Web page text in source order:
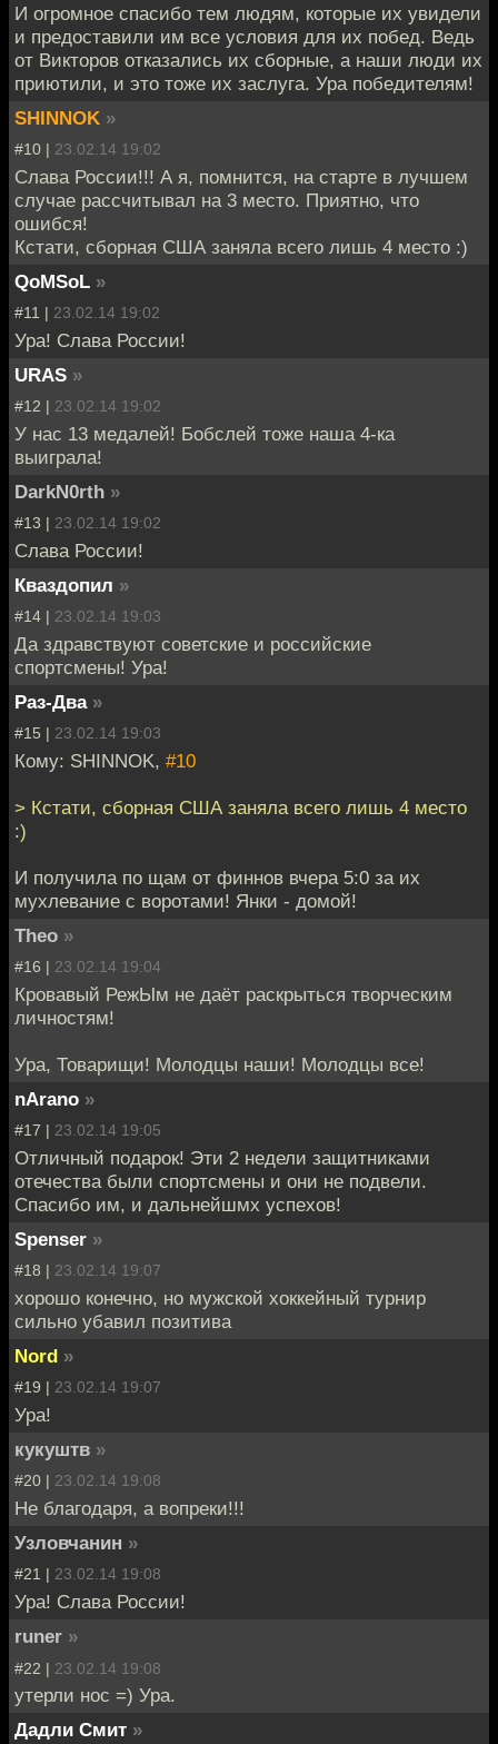
И огромное спасибо тем людям, которые их увидели
и предоставили им все условия для их побед. Ведь
от Викторов отказались их сборные, а наши люди их
приютили, и это тоже их заслуга. Ура победителям!
SHINNOK »
#10 | 23.02.14 19:02
Слава России!!! А я, помнится, на старте в лучшем
случае рассчитывал на 3 место. Приятно, что
ошибся!
Кстати, сборная США заняла всего лишь 4 место :)
QoMSoL »
#11 | 23.02.14 19:02
Ура! Слава России!
URAS »
#12 | 23.02.14 19:02
У нас 13 медалей! Бобслей тоже наша 4-ка
выиграла!
DarkN0rth »
#13 | 23.02.14 19:02
Слава России!
Кваздопил »
#14 | 23.02.14 19:03
Да здравствуют советские и российские
спортсмены! Ура!
Раз-Два »
#15 | 23.02.14 19:03
Кому: SHINNOK, #10
> Кстати, сборная США заняла всего лишь 4 место
:)
И получила по щам от финнов вчера 5:0 за их
мухлевание с воротами! Янки - домой!
Theo »
#16 | 23.02.14 19:04
Кровавый РежЫм не даёт раскрыться творческим
личностям!
Ура, Товарищи! Молодцы наши! Молодцы все!
nArano »
#17 | 23.02.14 19:05
Отличный подарок! Эти 2 недели защитниками
отечества были спортсмены и они не подвели.
Спасибо им, и дальнейшмх успехов!
Spenser »
#18 | 23.02.14 19:07
хорошо конечно, но мужской хоккейный турнир
сильно убавил позитива
Nord »
#19 | 23.02.14 19:07
Ура!
кукуштв »
#20 | 23.02.14 19:08
Не благодаря, а вопреки!!!
Узловчанин »
#21 | 23.02.14 19:08
Ура! Слава России!
runer »
#22 | 23.02.14 19:08
утерли нос =) Ура.
Дадли Смит »